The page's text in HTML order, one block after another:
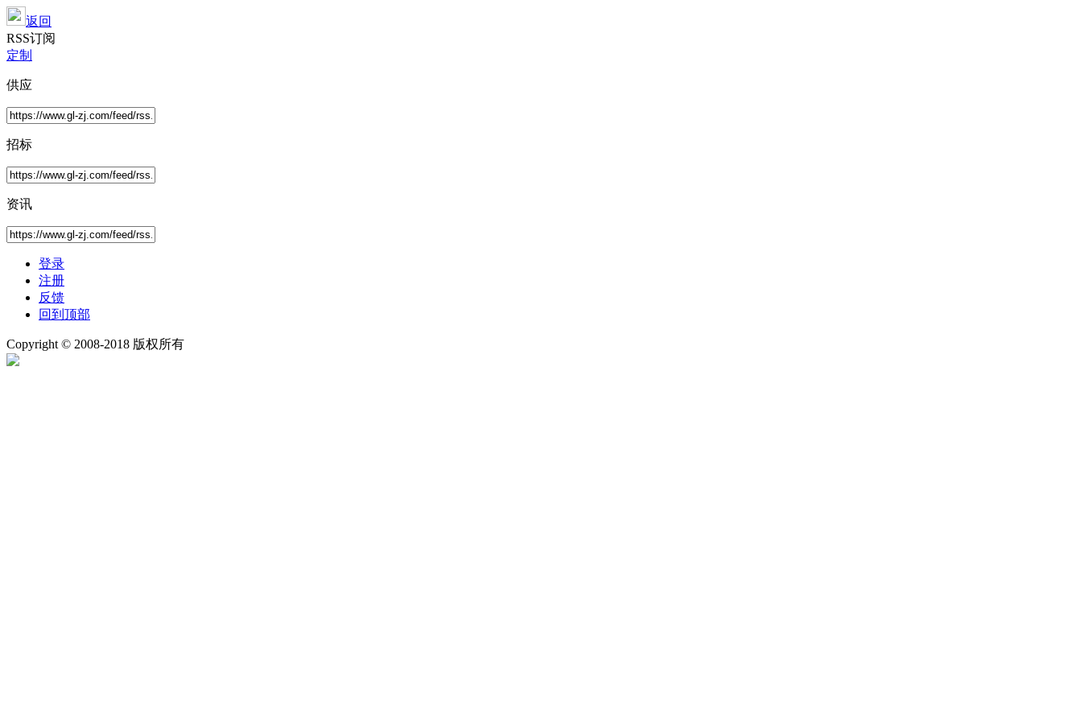
返回
RSS订阅
定制
供应
招标
资讯
登录
注册
反馈
回到顶部
Copyright © 2008-2018 版权所有